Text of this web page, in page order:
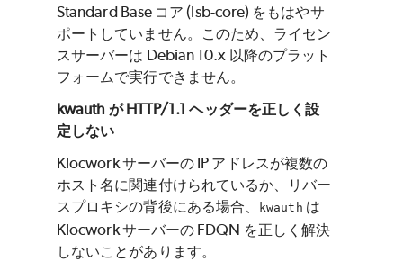
Standard Base コア (lsb-core) をもはやサ
ポートしていません。このため、ライセン
スサーバーは Debian 10.x 以降のプラット
フォームで実行できません。
kwauth が HTTP/1.1 ヘッダーを正しく設
定しない
Klocwork サーバーの IP アドレスが複数の
ホスト名に関連付けられているか、リバー
スプロキシの背後にある場合、
kwauth は
Klocwork サーバーの FDQN を正しく解決
しないことがあります。